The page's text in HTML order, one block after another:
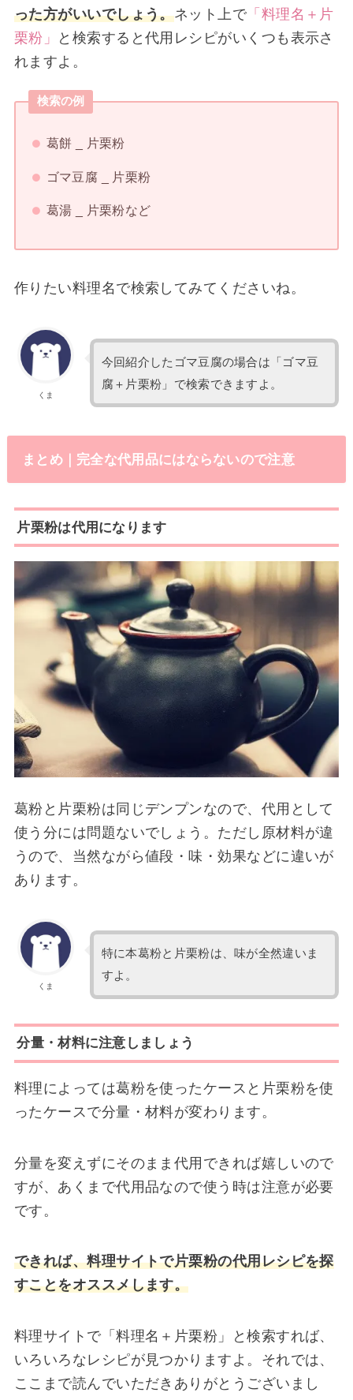
った方がいいでしょう。ネット上で「料理名＋片
栗粉」
と検索すると代用レシピがいくつも表示さ
れますよ。
検索の例
葛餅 _ 片栗粉
ゴマ豆腐 _ 片栗粉
葛湯 _ 片栗粉など
作りたい料理名で検索してみてくださいね。
くま
今回紹介したゴマ豆腐の場合は「ゴマ豆
腐＋片栗粉」で検索できますよ。
まとめ｜完全な代用品にはならないので注意
片栗粉は代用になります
葛粉と片栗粉は同じデンプンなので、代用として
使う分には問題ないでしょう。ただし原材料が違
うので、当然ながら値段・味・効果などに違いが
あります。
くま
特に本葛粉と片栗粉は、味が全然違いま
すよ。
分量・材料に注意しましょう
料理によっては葛粉を使ったケースと片栗粉を使
ったケースで分量・材料が変わります。
分量を変えずにそのまま代用できれば嬉しいので
すが、あくまで代用品なので使う時は注意が必要
です。
できれば、料理サイトで片栗粉の代用レシピを探
すことをオススメします。
料理サイトで「料理名＋片栗粉」と検索すれば、
いろいろなレシピが見つかりますよ。それでは、
ここまで読んでいただきありがとうございまし